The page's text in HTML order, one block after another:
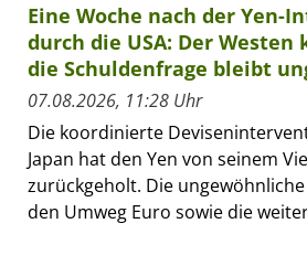
Eine Woche nach der Yen-
durch die USA: Der Westen
die Schuldenfrage bleibt
07.08.2026, 11:28 Uhr
Die koordinierte
Japan hat den Yen von seinem
zurückgeholt. Die
den Umweg Euro sowie die